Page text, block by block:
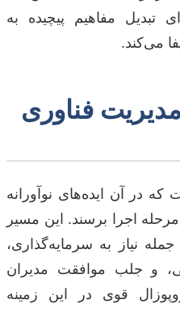
تبدیل مفاهیم پیچیده به
می‌کند.
فناوری
در آن ایده‌های نوآورانه
اجرا برسند. این مسیر
نیاز به سرمایه‌گذاری،
و جلب موافقت مدیران
قوی در این زمینه